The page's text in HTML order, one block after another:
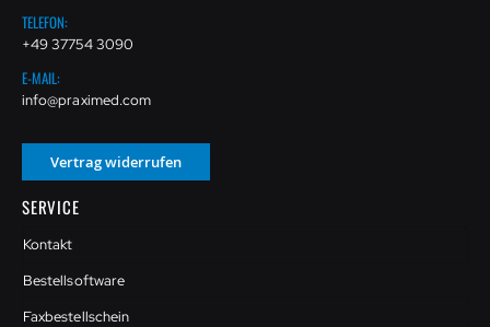
TELEFON:
+49 37754 3090
E-MAIL:
info@praximed.com
Vertrag widerrufen
SERVICE
Kontakt
Bestellsoftware
Faxbestellschein